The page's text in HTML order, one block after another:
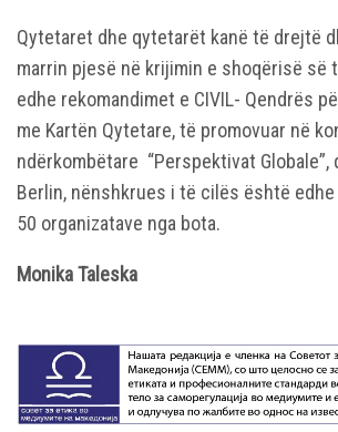
Qytetaret dhe qytetarët kanë të drejtë
marrin pjesë në krijimin e shoqërisë së
edhe rekomandimet e CIVIL- Qendrës
me Kartën Qytetare, të promovuar në
ndërkombëtare “Perspektivat Globale”,
Berlin, nënshkrues i të cilës është edhe
50 organizatave nga bota.
Monika Taleska